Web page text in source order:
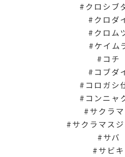
クロシブ
クロダ
クロム
ケイム
コチ
コブダ
コロガシ
コンニャ
サクラ
サクラマス
サバ
サビキ